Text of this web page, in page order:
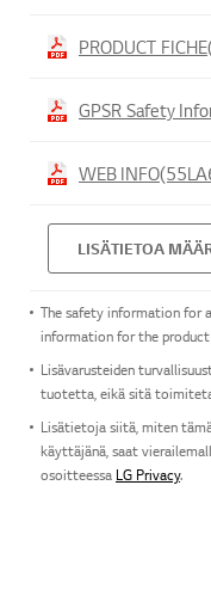
PRODUCT
GPSR Safety
WEB
LISÄTIETOA
The safety information for
information for the product
Lisävarusteiden
tuotetta, eikä sitä
Lisätietoja siitä, miten
käyttäjänä, saat
osoitteessa LG Privacy.